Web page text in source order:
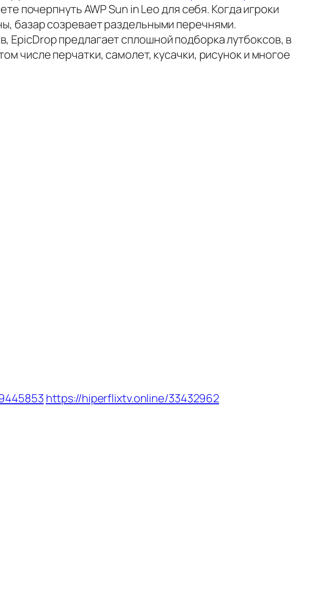
почерпнуть AWP Sun in Leo для себя. Когда игроки
базар созревает раздельными перечнями.
EpicDrop предлагает сплошной подборка лутбоксов, в
числе перчатки, самолет, кусачки, рисунок и многое
https://hiperflixtv.online/33432962